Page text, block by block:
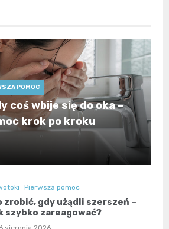
POMOC
coś wbije się do oka –
krok po kroku
Pierwsza pomoc
zrobić, gdy użądli szerszeń –
szybko zareagować?